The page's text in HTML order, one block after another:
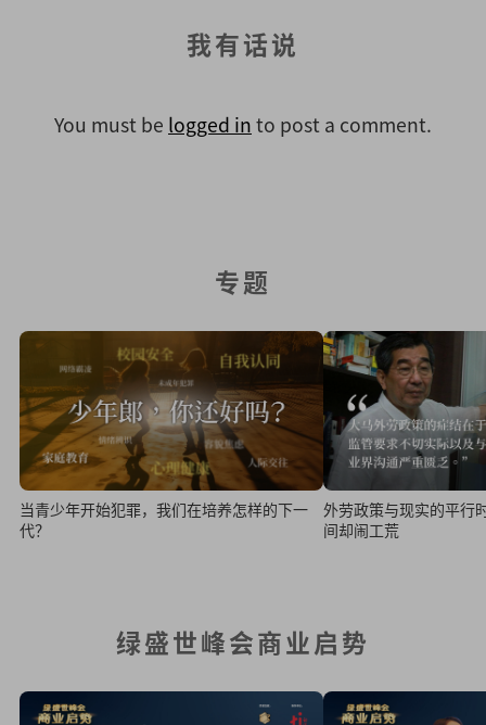
我有话说
You must be logged in to post a comment.
专题
当青少年开始犯罪，我们在培养怎样的下一
代？
外劳政策与现实的平行
间却闹工荒
绿盛世峰会商业启势